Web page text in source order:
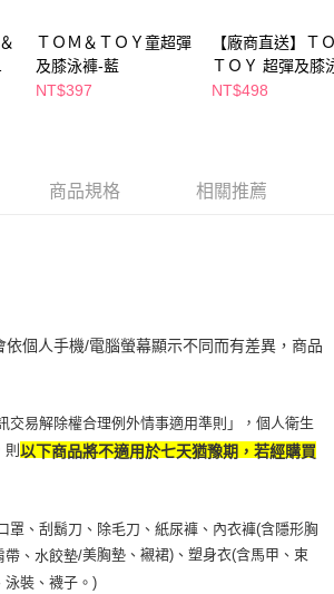
先徵得法定代理人或監護人之同意方可使用
未經同意申辦者引起之損失，本公司不負相關責
號或使用他人資訊註冊。若發現惡意使用之情形，
有權停止該用戶之使用額度並採取法律行動。
ＴＯＭ＆ＴＯＹ童超彈
及膝泳褲-藍
NT$397
【廠商直送】Ｔ
ＴＯＹ 超彈及膝
黑
NT$498
商品規格 相關推薦
個人手機/電腦螢幕顯示不同而有差異，商品
交易解除權合理例外情事適用準則」，個人衛生
以下商品將不適用於七天猶豫期，若經購買
罩、刮鬍刀、除毛刀、紙尿褲、內衣褲(含隱形胸
帶、水餃墊/美胸墊、襯裙)、塑身衣(含馬甲、束
泳裝、襪子。)